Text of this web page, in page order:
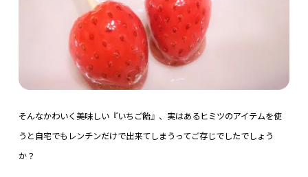
そんなかわいく美味しい『いちご飴』、実はあるヒミツのアイテムを使
うと自宅でもレンチンだけで出来てしまうってご存じでしたでしょう
か？